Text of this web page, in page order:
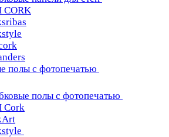
CORK
полы с фотопечатью
полы с фотопечатью
Cork